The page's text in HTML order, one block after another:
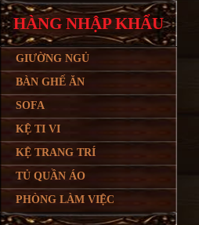
HÀNG NHẬP KHẨU
GIƯỜNG NGỦ
BÀN GHẾ ĂN
SOFA
KỆ TI VI
KỆ TRANG TRÍ
TỦ QUẦN ÁO
PHÒNG LÀM VIỆC